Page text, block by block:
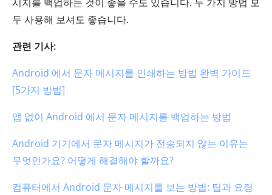
두 사용해 보셔도 좋습니다.
관련 기사:
Android 에서 문자 메시지를 인쇄하는 방법 완벽 가이드
[5가지 방법]
앱 없이 Android 에서 문자 메시지를 백업하는 방법
Android 기기에서 문자 메시지가 전송되지 않는 이유는
무엇인가요? 어떻게 해결해야 할까요?
컴퓨터에서 Android 문자 메시지를 보는 방법: 팁과 요령